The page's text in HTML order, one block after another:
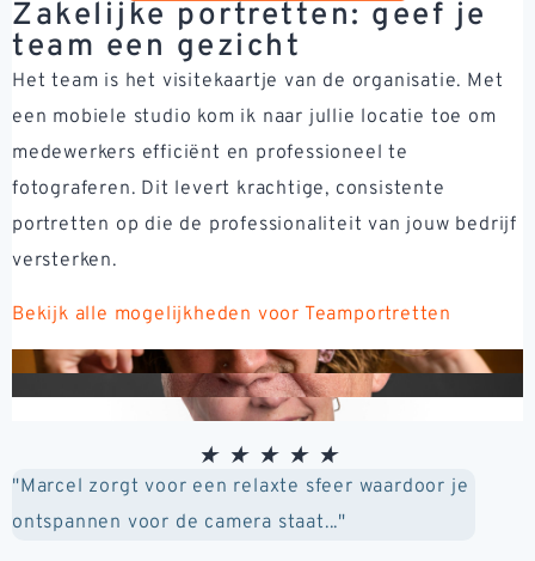
Zakelijke portretten: geef je
team een gezicht
Het team is het visitekaartje van de organisatie. Met
een mobiele studio kom ik naar jullie locatie toe om
medewerkers efficiënt en professioneel te
fotograferen. Dit levert krachtige, consistente
portretten op die de professionaliteit van jouw bedrijf
versterken.
Bekijk alle mogelijkheden voor Teamportretten
★ ★ ★ ★ ★
"Marcel zorgt voor een relaxte sfeer waardoor je
ontspannen voor de camera staat..."